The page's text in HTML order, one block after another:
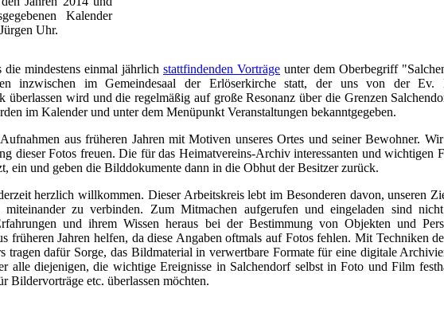
Kalender
Uhr.
mindestens einmal jährlich stattfindenden Vorträge unter dem Oberbegriff
inzwischen im Gemeindesaal der Erlöserkirche statt, der uns von der Ev.
wird und die regelmäßig auf große Resonanz über die Grenzen
im Kalender und unter dem Menüpunkt Veranstaltungen bekanntgegeben.
aus früheren Jahren mit Motiven unseres Ortes und seiner Bewohner.
dieser Fotos freuen. Die für das Heimatvereins-Archiv interessanten und wichtigen
ein und geben die Bilddokumente dann in die Obhut der Besitzer zurück.
herzlich willkommen. Dieser Arbeitskreis lebt im Besonderen davon, unseren
zu verbinden. Zum Mitmachen aufgerufen und eingeladen sind
und ihrem Wissen heraus bei der Bestimmung von Objekten und
früheren Jahren helfen, da diese Angaben oftmals auf Fotos fehlen. Mit Techniken
tragen dafür Sorge, das Bildmaterial in verwertbare Formate für eine digitale
alle diejenigen, die wichtige Ereignisse in Salchendorf selbst in Foto und Film
Bildervorträge etc. überlassen möchten.